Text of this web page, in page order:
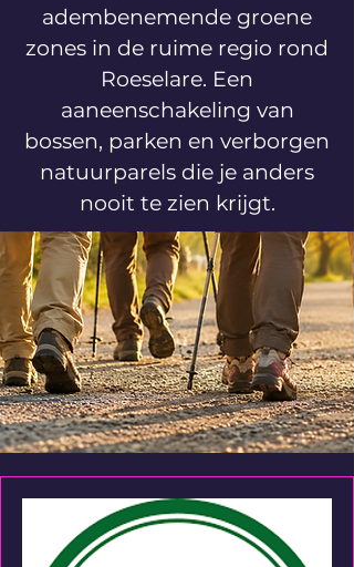
adembenemende groene
zones in de ruime regio rond
Roeselare. Een
aaneenschakeling van
bossen, parken en verborgen
natuurparels die je anders
nooit te zien krijgt.